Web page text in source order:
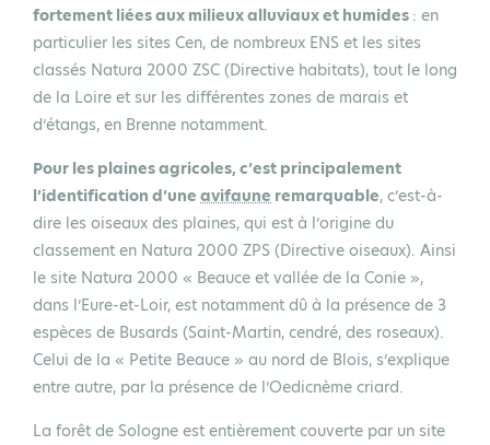
fortement liées aux milieux alluviaux et humides : en
particulier les sites Cen, de nombreux ENS et les sites
classés Natura 2000 ZSC (Directive habitats), tout le long
de la Loire et sur les différentes zones de marais et
d’étangs, en Brenne notamment.
Pour les plaines agricoles, c’est principalement
l’identification d’une avifaune remarquable, c’est-à-
dire les oiseaux des plaines, qui est à l’origine du
classement en Natura 2000 ZPS (Directive oiseaux). Ainsi
le site Natura 2000 « Beauce et vallée de la Conie »,
dans l’Eure-et-Loir, est notamment dû à la présence de 3
espèces de Busards (Saint-Martin, cendré, des roseaux).
Celui de la « Petite Beauce » au nord de Blois, s’explique
entre autre, par la présence de l’Oedicnème criard.
La forêt de Sologne est entièrement couverte par un site